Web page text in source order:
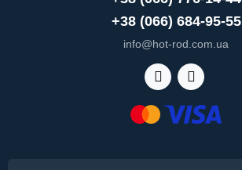
+38 (066) 684-95-55
info@hot-rod.com.ua